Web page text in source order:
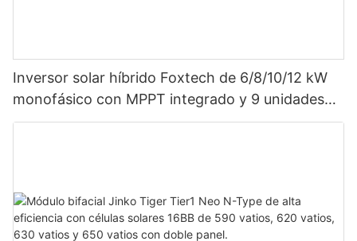
Inversor solar híbrido Foxtech de 6/8/10/12 kW
monofásico con MPPT integrado y 9 unidades
en paralelo para sistema fotovoltaico.